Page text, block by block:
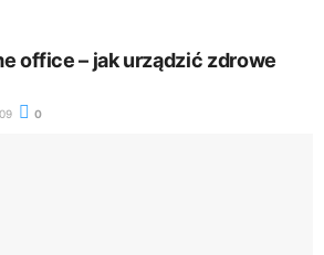
office – jak urządzić zdrowe
0